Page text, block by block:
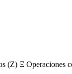
(Z) Ξ Operaciones